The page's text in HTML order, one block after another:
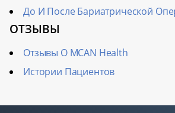
До И После Бариатрической
ОТЗЫВЫ
Отзывы О MCAN Health
Истории Пациентов